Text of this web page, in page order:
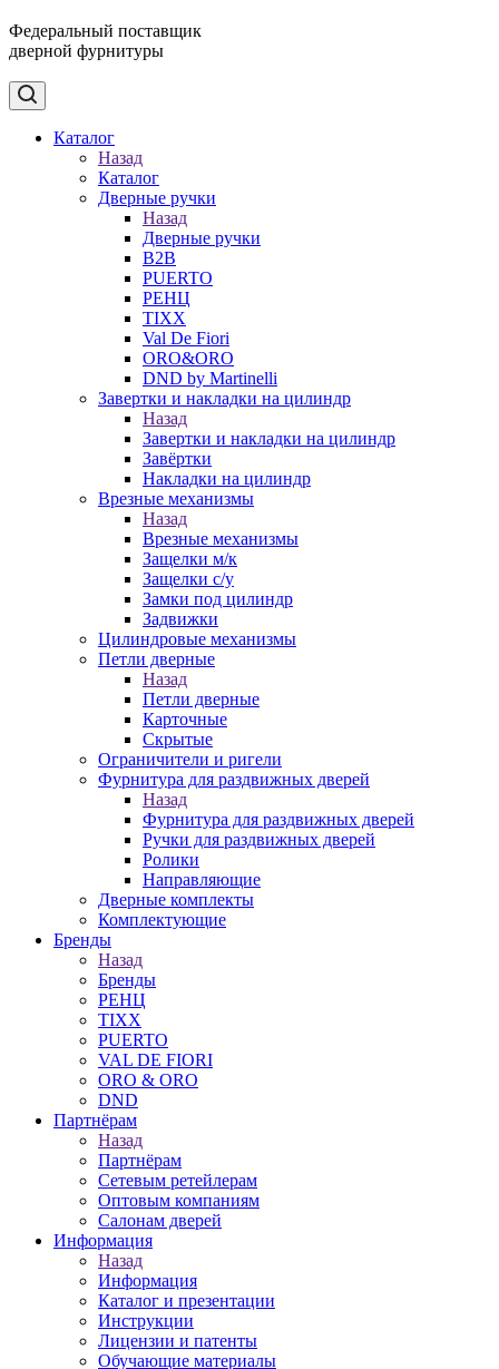
Федеральный поставщик
дверной фурнитуры
Каталог
Назад
Каталог
Дверные ручки
Назад
Дверные ручки
B2B
PUERTO
РЕНЦ
TIXX
Val De Fiori
ORO&ORO
DND by Martinelli
Завертки и накладки на цилиндр
Назад
Завертки и накладки на цилиндр
Завёртки
Накладки на цилиндр
Врезные механизмы
Назад
Врезные механизмы
Защелки м/к
Защелки с/у
Замки под цилиндр
Задвижки
Цилиндровые механизмы
Петли дверные
Назад
Петли дверные
Карточные
Скрытые
Ограничители и ригели
Фурнитура для раздвижных дверей
Назад
Фурнитура для раздвижных дверей
Ручки для раздвижных дверей
Ролики
Направляющие
Дверные комплекты
Комплектующие
Бренды
Назад
Бренды
РЕНЦ
TIXX
PUERTO
VAL DE FIORI
ORO & ORO
DND
Партнёрам
Назад
Партнёрам
Сетевым ретейлерам
Оптовым компаниям
Салонам дверей
Информация
Назад
Информация
Каталог и презентации
Инструкции
Лицензии и патенты
Обучающие материалы